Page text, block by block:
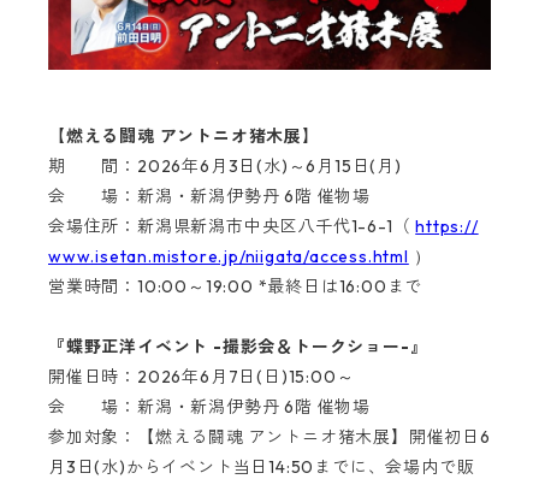
【燃える闘魂 アントニオ猪木展】
期 間：2026年6月3日(水)～6月15日(月)
会 場：新潟・新潟伊勢丹 6階 催物場
会場住所：新潟県新潟市中央区八千代1-6-1 （https://
www.isetan.mistore.jp/niigata/access.html ）
営業時間：10:00～19:00 *最終日は16:00まで
『蝶野正洋イベント -撮影会＆トークショー-』
開催日時：2026年6月7日(日)15:00～
会 場：新潟・新潟伊勢丹 6階 催物場
参加対象：【燃える闘魂 アントニオ猪木展】開催初日6
月3日(水)からイベント当日14:50までに、会場内で販